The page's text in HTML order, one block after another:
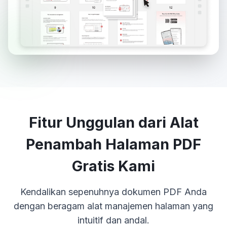
Fitur Unggulan dari Alat
Penambah Halaman PDF
Gratis Kami
Kendalikan sepenuhnya dokumen PDF Anda
dengan beragam alat manajemen halaman yang
intuitif dan andal.